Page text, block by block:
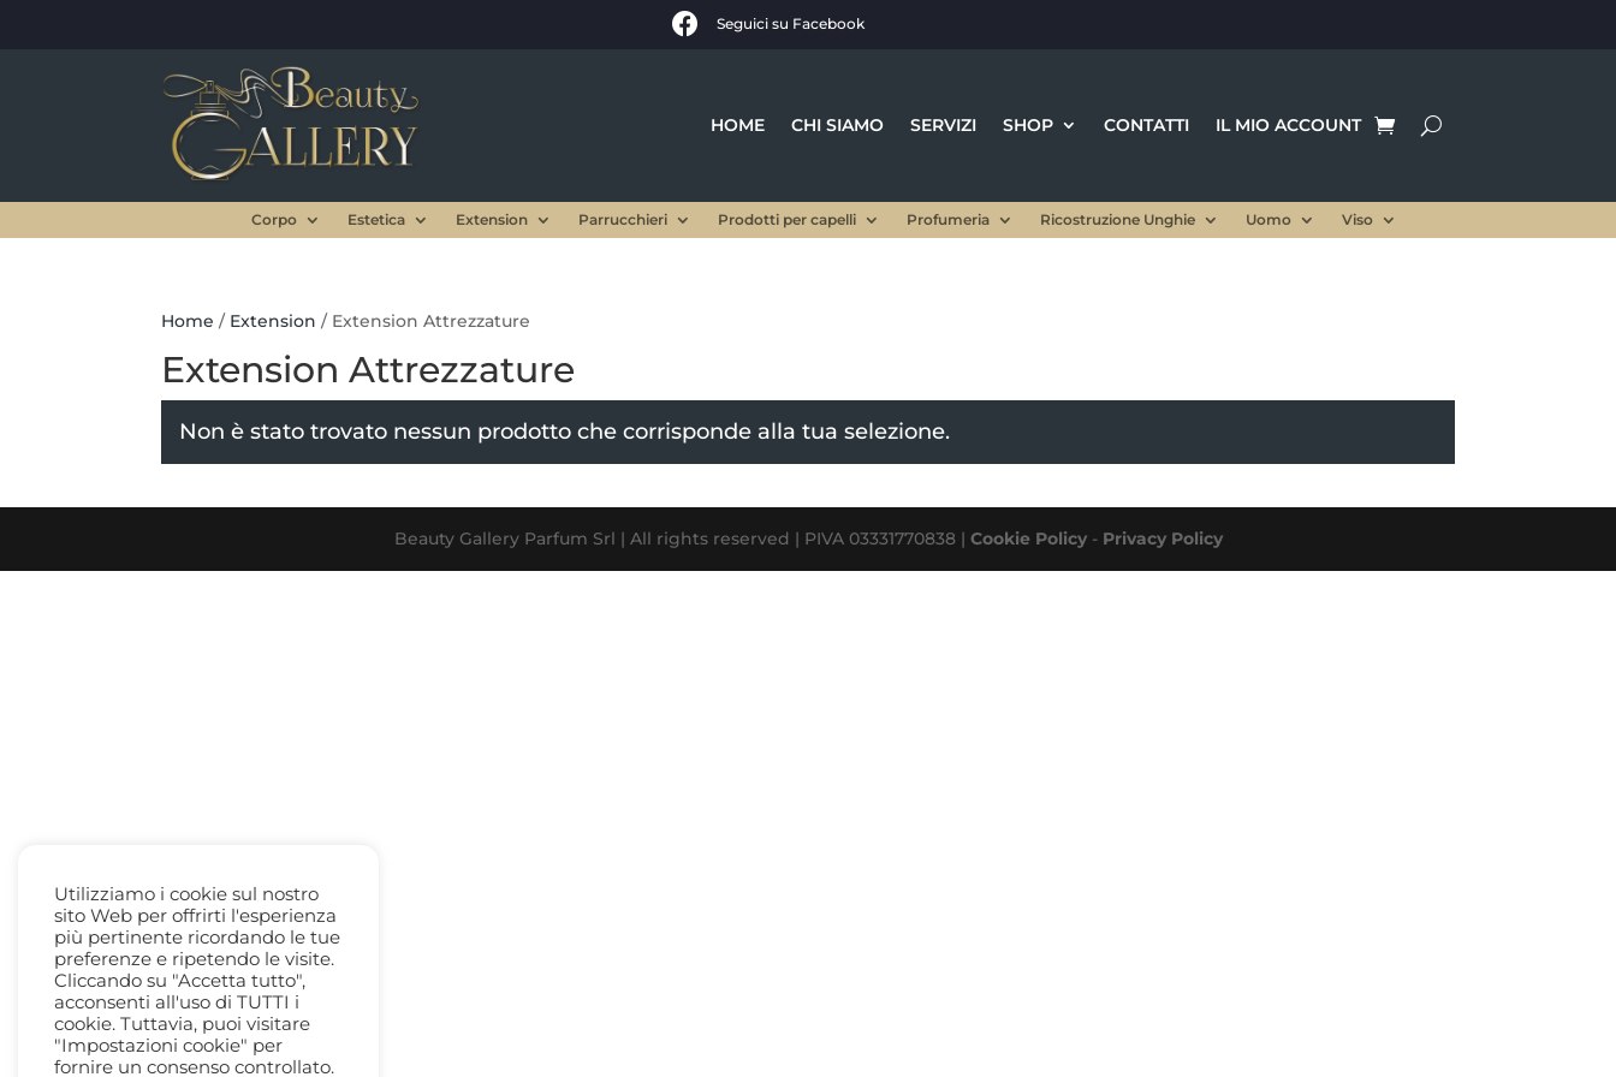
 Seguici su Facebook
HOME CHI SIAMO SERVIZI SHOP CONTATTI IL MIO ACCOUNT
Corpo Estetica Extension Parrucchieri Prodotti per capelli Profumeria Ricostruzione Unghie Uomo Viso
Home / Extension / Extension Attrezzature
Extension Attrezzature
Non è stato trovato nessun prodotto che corrisponde alla tua selezione.
Beauty Gallery Parfum Srl | All rights reserved | PIVA 03331770838 | Cookie Policy- Privacy Policy
Utilizziamo i cookie sul nostro
sito Web per offrirti l'esperienza
più pertinente ricordando le tue
preferenze e ripetendo le visite.
Cliccando su "Accetta tutto",
acconsenti all'uso di TUTTI i
cookie. Tuttavia, puoi visitare
"Impostazioni cookie" per
fornire un consenso controllato.